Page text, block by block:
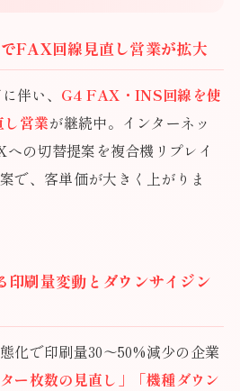
FAX回線見直し営業が拡大
伴い、 G4 FAX・INS回線を使
営業が継続中。インターネッ
の切替提案を複合機リプレイ
で、客単価が大きく上がりま
印刷量変動とダウンサイジン
化で印刷量30〜50%減少の企業
ー枚数の見直し」「機種ダウン